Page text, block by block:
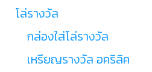
โล่รางวัล
กล่องใส่โล่รางวัล
เหรียญรางวัล อคริลิค